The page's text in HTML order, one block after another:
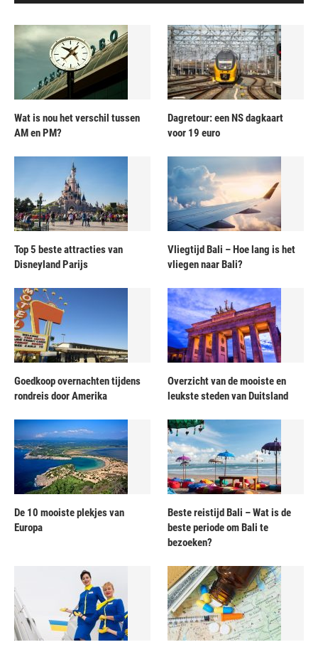
Wat is nou het verschil tussen
AM en PM?
Dagretour: een NS dagkaart
voor 19 euro
Top 5 beste attracties van
Disneyland Parijs
Vliegtijd Bali – Hoe lang is het
vliegen naar Bali?
Goedkoop overnachten tijdens
rondreis door Amerika
Overzicht van de mooiste en
leukste steden van Duitsland
De 10 mooiste plekjes van
Europa
Beste reistijd Bali – Wat is de
beste periode om Bali te
bezoeken?